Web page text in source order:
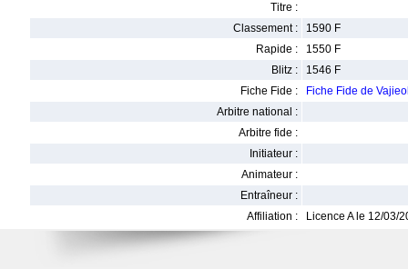
Titre :
Classement :
1590 F
Rapide :
1550 F
Blitz :
1546 F
Fiche Fide :
Fiche Fide de
Arbitre national :
Arbitre fide :
Initiateur :
Animateur :
Entraîneur :
Affiliation :
Licence A le 12/03/